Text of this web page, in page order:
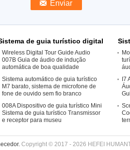
de guia turístico digital
Wireless Digital Tour Guide Audio
007B Guia de áudio de indução
automática de boa qualidade
Sistema automático de guia turístico
M7 barato, sistema de microfone de
fone de ouvido sem fio branco
008A Dispositivo de guia turístico Mini
Sistema de guia turístico Transmissor
e receptor para museu
I7
Copyright © 2017 - 2026 HEFEI